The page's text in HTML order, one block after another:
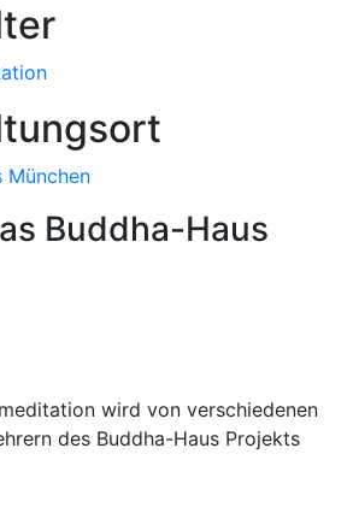
München
Buddha-Haus
wird von verschiedenen
des Buddha-Haus Projekts